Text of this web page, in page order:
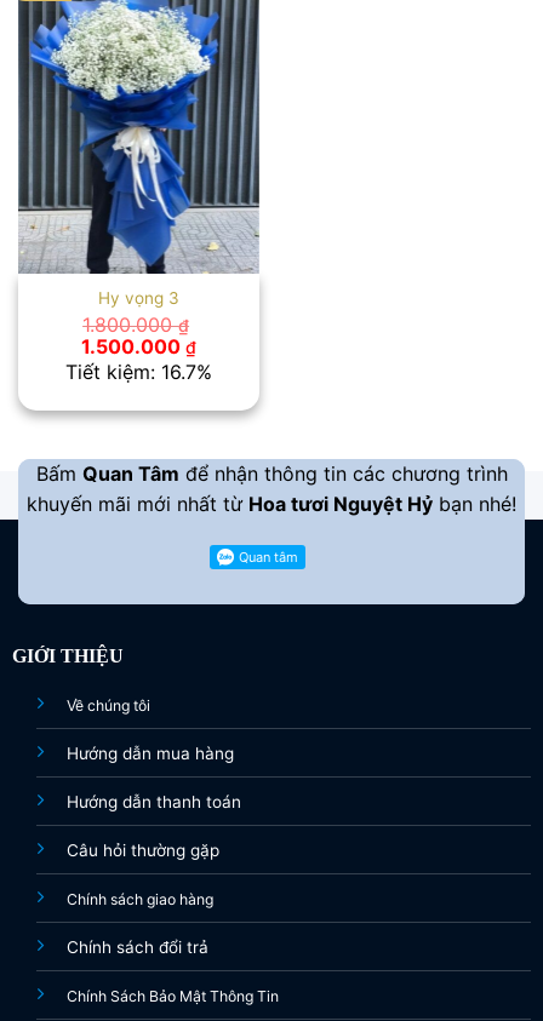
Hy vọng 3
1.800.000₫
Giá
gốc
là:
1.500.000 ₫Giá
hiện
tại
1.500.000 ₫.
Tiết kiệm: 16.7%
Bấm Quan Tâm để nhận thông tin các chương trình
khuyến mãi mới nhất từ Hoa tươi Nguyệt Hỷ bạn nhé!
GIỚI THIỆU
Về chúng tôi
Hướng dẫn mua hàng
Hướng dẫn thanh toán
Câu hỏi thường gặp
Chính sách giao hàng
Chính sách đổi trả
Chính Sách Bảo Mật Thông Tin